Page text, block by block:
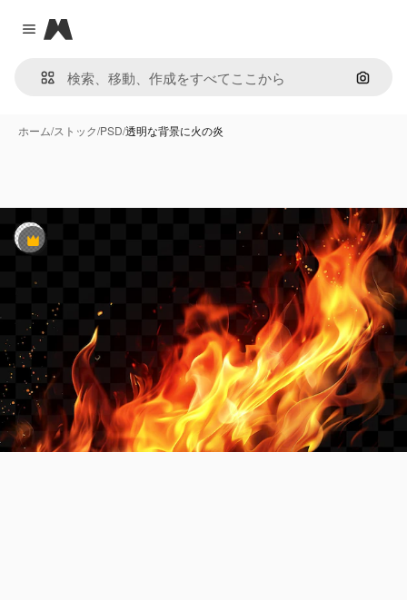
Close menu
Magnific
画像で
ホーム/ストック/PSD/透明な背景に火の炎
Premium